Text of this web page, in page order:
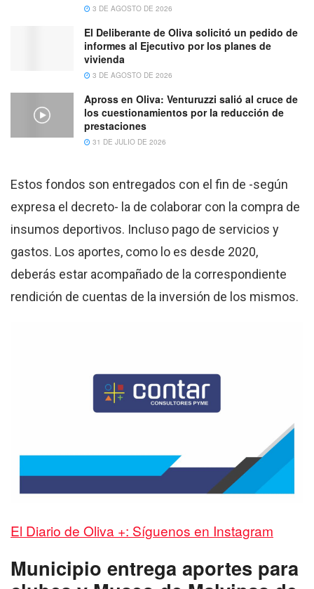
3 DE AGOSTO DE 2026
El Deliberante de Oliva solicitó un pedido de
informes al Ejecutivo por los planes de
vivienda
3 DE AGOSTO DE 2026
Apross en Oliva: Venturuzzi salió al cruce de
los cuestionamientos por la reducción de
prestaciones
31 DE JULIO DE 2026
Estos fondos son entregados con el fin de -según
expresa el decreto- la de colaborar con la compra de
insumos deportivos. Incluso pago de servicios y
gastos. Los aportes, como lo es desde 2020,
deberás estar acompañado de la correspondiente
rendición de cuentas de la inversión de los mismos.
El Diario de Oliva +: Síguenos en Instagram
Municipio entrega aportes para